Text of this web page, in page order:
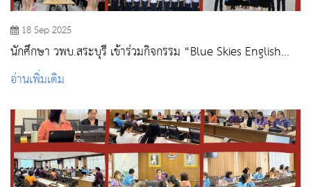
18 Sep 2025
นักศึกษา วพบ.สระบุรี เข้าร่วมกิจกรรม “Blue Skies English
Day” ณ โรงเรียนนายเรืออากาศนวมินทกษัตริยาธิราช จังหวัด
สระบุรี
อ่านเพิ่มเติม